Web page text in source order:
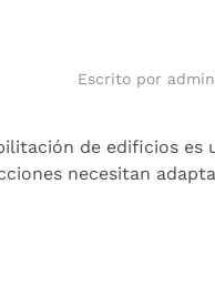
Escrito por
de edificios es
necesitan